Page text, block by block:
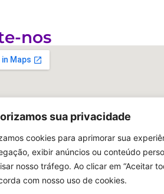
sua privacidade
cookies para aprimorar sua
exibir anúncios ou conteúdo
nosso tráfego. Ao clicar em “Aceitar
com nosso uso de cookies.
nos